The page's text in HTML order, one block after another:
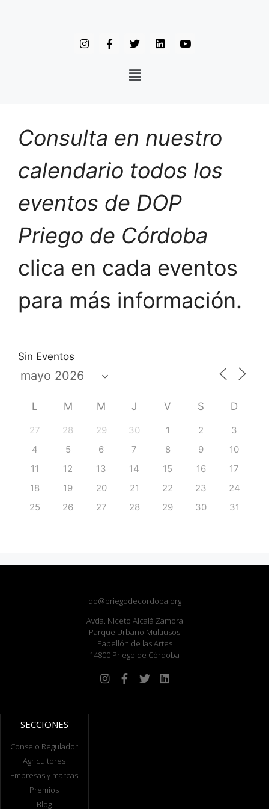
Consulta en nuestro
calendario todos los
eventos de DOP
Priego de Córdoba
clica en cada eventos
para más información.
Sin Eventos
L M M J V S D
27 28 29 30 1 2
3
4
5 6 7 8 9
10
11
12 13 14 15 16
17
18
19 20 21 22 23
24
25
26 27 28 29 30 31
do@priegodecordoba.org
Avda. Niceto Alcalá Zamora
Parque Urbano Multiusos
Pabellón de las Artes
14800 Priego de Córdoba
SECCIONES
Consejo Regulador
Agricultores
Empresas y marcas
Premios
Blog